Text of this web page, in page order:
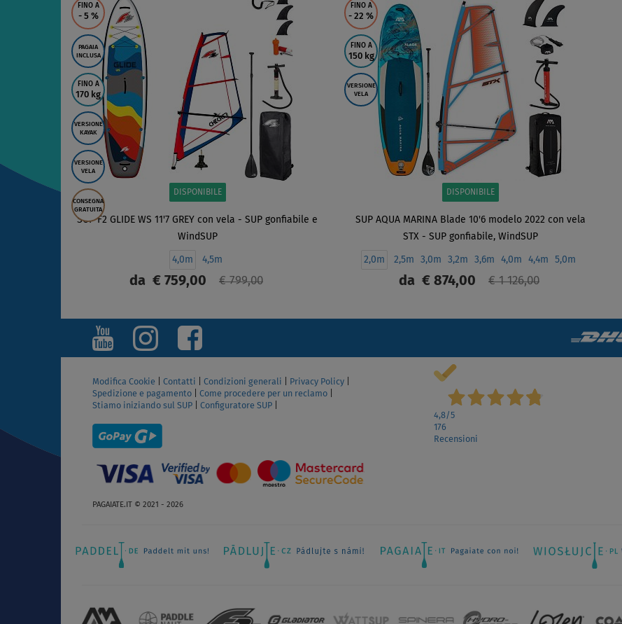
FINO A
- 5 %
PAGAIA
INCLUSA
FINO A
170 kg
VERSIONE
KAYAK
VERSIONE
VELA
CONSEGNA
GRATUITA
DISPONIBILE
SUP F2 GLIDE WS 11'7 GREY con vela - SUP gonfiabile e
WindSUP
4,0m 4,5m
da € 759,00 € 799,00
SCHERMO
FINO A
- 22 %
FINO A
150 kg
VERSIONE
VELA
DISPONIBILE
SUP AQUA MARINA Blade 10'6 modelo 2022 con vela
STX - SUP gonfiabile, WindSUP
2,0m 2,5m 3,0m 3,2m 3,6m 4,0m 4,4m 5,0m
da € 874,00 € 1 126,00
SCHERMO
Modifica Cookie Contatti Condizioni generali Privacy Policy
Spedizione e pagamento
Come procedere per un reclamo
Stiamo iniziando sul SUP
Configuratore SUP
PAGAIATE.IT © 2021 - 2026
4,8/5
176
Recensioni